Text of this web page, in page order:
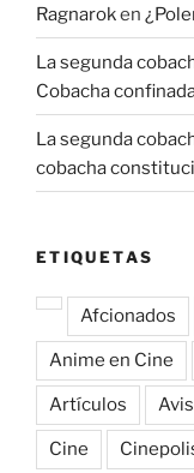
Ragnaroken
La segunda
Cobacha
La segunda
cobacha
ETIQUETAS
Afcionados
Anime en Cine
Artículos
Cine